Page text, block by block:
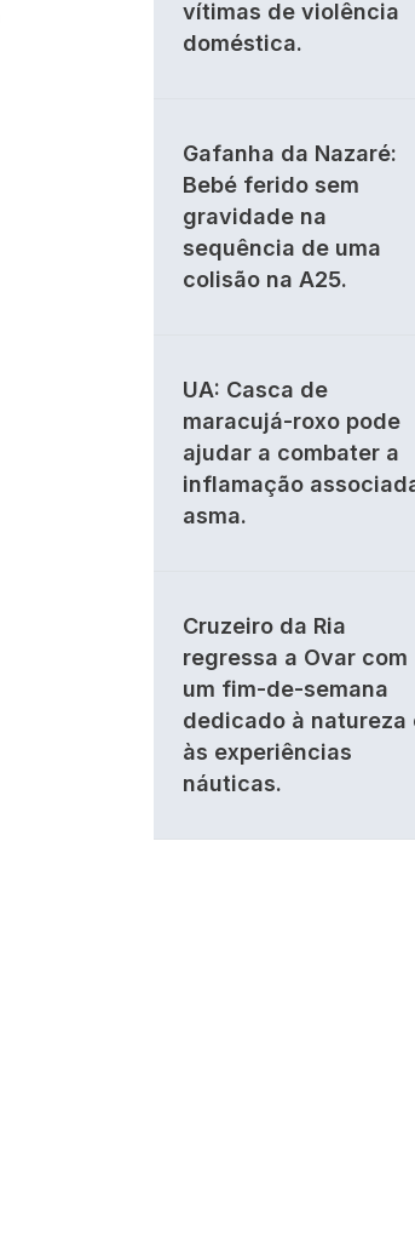
vítimas de violência
doméstica.
Gafanha da Nazaré:
Bebé ferido sem
gravidade na
sequência de uma
colisão na A25.
UA: Casca de
maracujá-roxo pode
ajudar a combater a
inflamação
asma.
Cruzeiro da Ria
regressa a Ovar com
um fim-de-semana
dedicado à natureza
às experiências
náuticas.